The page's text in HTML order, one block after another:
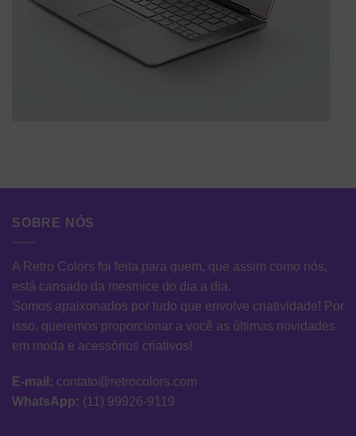
SOBRE NÓS
A Retro Colors foi feita para quem, que assim como nós,
está cansado da mesmice do dia a dia.
Somos apaixonados por tudo que envolve criatividade! Por
isso, queremos proporcionar a você as últimas novidades
em moda e acessórios criativos!
E-mail: contato@retrocolors.com
WhatsApp: (11) 99926-9119